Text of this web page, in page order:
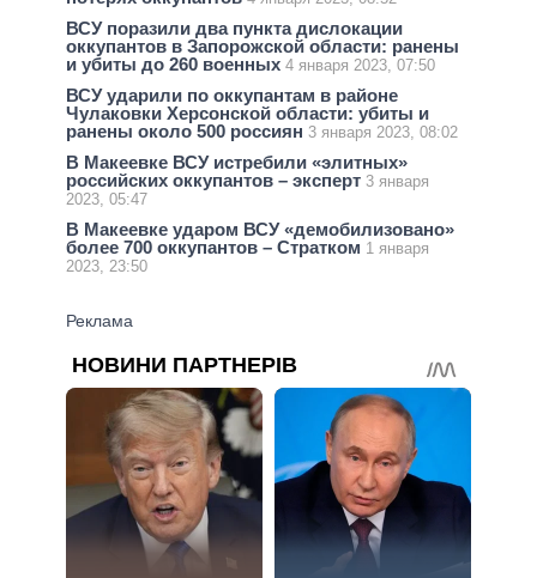
ВСУ поразили два пункта дислокации
оккупантов в Запорожской области: ранены
и убиты до 260 военных 4 января 2023, 07:50
ВСУ ударили по оккупантам в районе
Чулаковки Херсонской области: убиты и
ранены около 500 россиян 3 января 2023, 08:02
В Макеевке ВСУ истребили «элитных»
российских оккупантов – эксперт 3 января
2023, 05:47
В Макеевке ударом ВСУ «демобилизовано»
более 700 оккупантов – Стратком 1 января
2023, 23:50